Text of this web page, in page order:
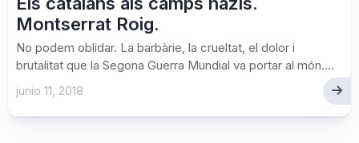
Montserrat Roig.
No podem oblidar. La barbàrie, la crueltat, el dolor i
brutalitat que la Segona Guerra Mundial va portar al món....
junio 11, 2018